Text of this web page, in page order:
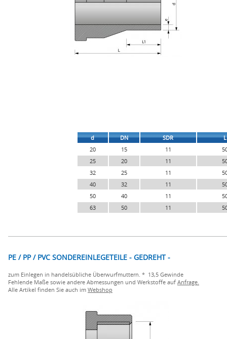
d DN SDR
L
20
15 11
25
20 11
32
25 11
40
32 11
50
40 11
63
50 11
PE / PP / PVC SONDEREINLEGETEILE - GEDREHT -
zum Einlegen in handelsübliche Überwurfmuttern. * 13,5 Gewinde
Fehlende Maße sowie andere Abmessungen und Werkstoffe auf Anfrage.
Alle Artikel finden Sie auch im Webshop